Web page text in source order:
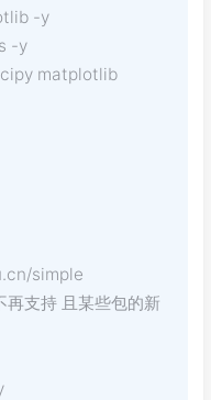
-y
-y
matplotlib
simple
支持 且某些包的新